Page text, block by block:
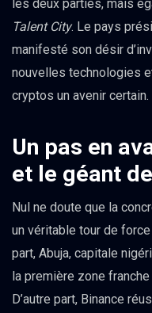
les deux parties, mais
Talent City. Le pays
manifesté son désir
nouvelles technologies
cryptos un avenir certain.
Un pas en
et le géant
Nul ne doute que la
un véritable tour de force
part, Abuja, capitale
la première zone franche
D’autre part, Binance